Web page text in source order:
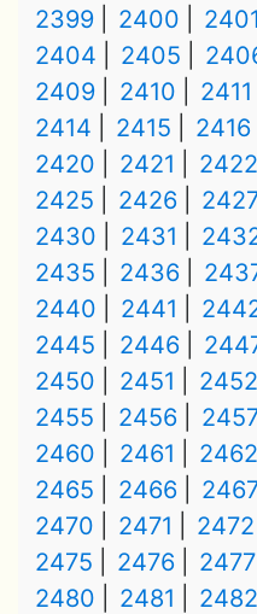
2399
2400 2401
2404
2405
2409
2410 2411
2414
2415 2416
2420
2421 2422
2425
2426
2430
2431
2435
2436
2440
2441
2445
2446
2450
2451 2452
2455
2456
2460
2461 2462
2465
2466
2470
2471 2472
2475
2476 2477
2480
2481 2482